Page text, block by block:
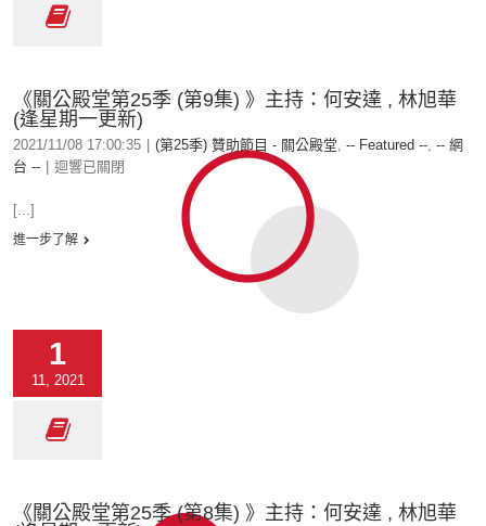
《關公殿堂第25季 (第9集) 》主持：何安達 , 林旭華
(逢星期一更新)
2021/11/08 17:00:35 (第25季) 贊助節目 - 關公殿堂, -- Featured --, -- 網
台 --
迴響已關閉
[...]
進一步了解
1
11, 2021
《關公殿堂第25季 (第8集) 》主持：何安達 , 林旭華